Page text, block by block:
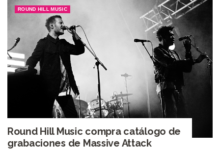
ROUND HILL MUSIC
Round Hill Music compra catálogo de
grabaciones de Massive Attack